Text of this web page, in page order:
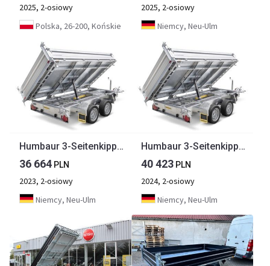
2025, 2-osiowy
Polska, 26-200, Końskie
2025, 2-osiowy
Niemcy, Neu-Ulm
Humbaur 3-Seitenkipper HTK 3000.37 Alu, 3630 x 1850 x 350 mm, 3,0 to.
36 664 PLN
2023, 2-osiowy
Niemcy, Neu-Ulm
Humbaur 3-Seitenkipper HTK 3500.37 Alu, 3630 x 1850 x 350 mm, 3,5 to.
40 423 PLN
2024, 2-osiowy
Niemcy, Neu-Ulm